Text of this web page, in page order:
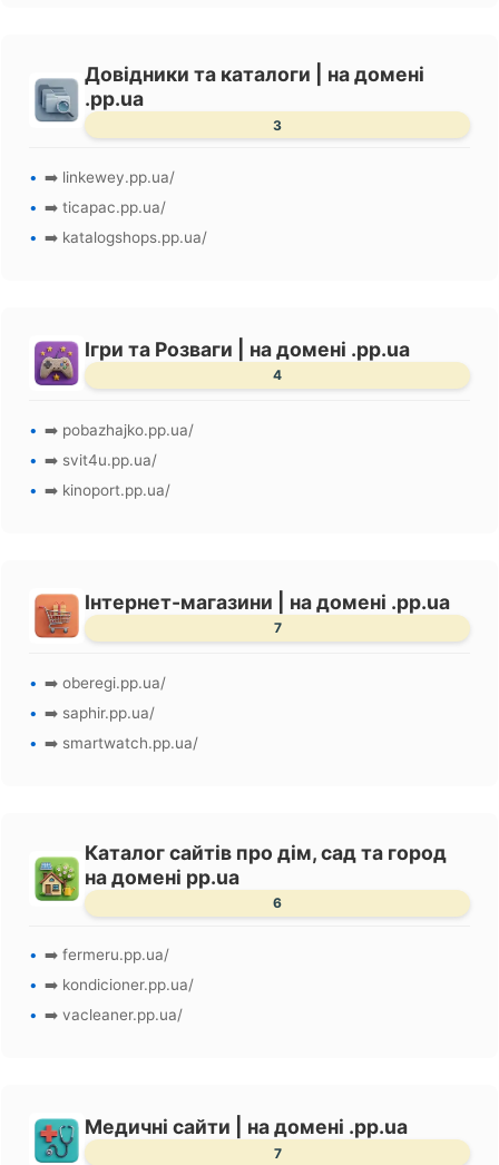
Довідники та каталоги | на домені
.pp.ua
3
➡️ linkewey.pp.ua/
➡️ ticapac.pp.ua/
➡️ katalogshops.pp.ua/
Ігри та Розваги | на домені .pp.ua
4
➡️ pobazhajko.pp.ua/
➡️ svit4u.pp.ua/
➡️ kinoport.pp.ua/
Інтернет-магазини | на домені .pp.ua
7
➡️ oberegi.pp.ua/
➡️ saphir.pp.ua/
➡️ smartwatch.pp.ua/
Каталог сайтів про дім, сад та город
на домені pp.ua
6
➡️ fermeru.pp.ua/
➡️ kondicioner.pp.ua/
➡️ vacleaner.pp.ua/
Медичні сайти | на домені .pp.ua
7